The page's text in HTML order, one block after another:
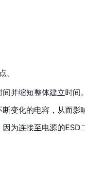
。
并缩短整体建立时间。
变化的电容，从而影
为连接至电源的ESD